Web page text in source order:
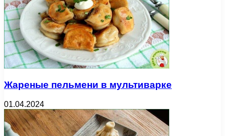
Жареные пельмени в мультиварке
01.04.2024